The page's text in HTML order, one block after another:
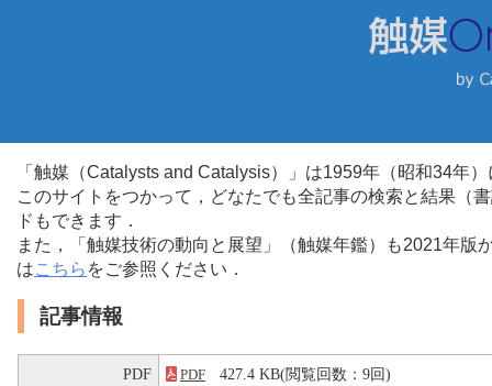
「触媒（Catalysts and Catalysis）」は1959年（昭和34年
このサイトをつかって，どなたでも全記事の検索と結果（
ドもできます．
また，「触媒技術の動向と展望」（触媒年鑑）も2021年
はこちら をご参照ください．
記事情報
PDF PDF 427.4 KB(閲覧回数：9回)